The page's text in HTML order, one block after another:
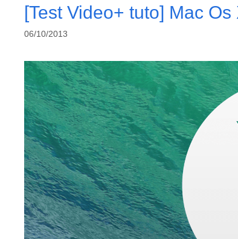
[Test Video+ tuto] Mac
06/10/2013